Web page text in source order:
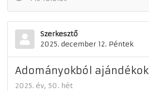
Szerkesztő
2025. december 12. Péntek
Adományokból ajándékok
2025. év 50. hét